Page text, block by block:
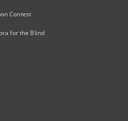
Contest
for the Blind